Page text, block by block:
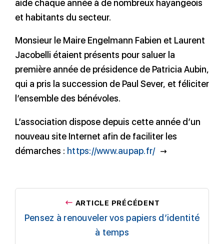
aide chaque année à de nombreux hayangeois
et habitants du secteur.
Monsieur le Maire Engelmann Fabien et Laurent
Jacobelli étaient présents pour saluer la
première année de présidence de Patricia Aubin,
qui a pris la succession de Paul Sever, et féliciter
l’ensemble des bénévoles.
L’association dispose depuis cette année d’un
nouveau site Internet afin de faciliter les
démarches : https://www.aupap.fr/
ARTICLE PRÉCÉDENT
Pensez à renouveler vos papiers d’identité
à temps